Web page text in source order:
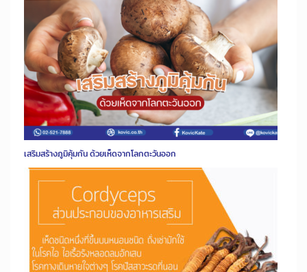
เสริมสร้างภูมิคุ้มกัน ด้วยเห็ดจากโลกตะวันออก